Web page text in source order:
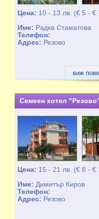
Цена: 10 - 13 лв. (€ 5 - €
Име: Радка Стаматова
Телефон:
Адрес: Резово
виж
Семеен хотел
Цена: 15 - 21 лв. (€ 8 - €
Име: Димитър Киров
Телефон:
Адрес: Резово